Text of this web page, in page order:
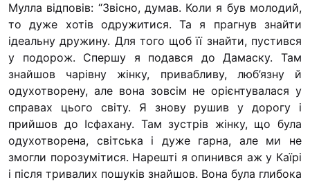
“#Усинови_ТИ”
Законодавство
Освіта
Контакти
(096) 749 79 80
procopecj@gmail.com
Мулла відповів: “Звісно, думав. Коли я був молодий,
то дуже хотів одружитися. Та я прагнув знайти
ідеальну дружину. Для того щоб її знайти, пустився
у подорож. Спершу я подався до Дамаску. Там
знайшов чарівну жінку, привабливу, люб’язну й
одухотворену, але вона зовсім не орієнтувалася у
справах цього світу. Я знову рушив у дорогу і
прийшов до Ісфахану. Там зустрів жінку, що була
одухотворена, світська і дуже гарна, але ми не
змогли порозумітися. Нарешті я опинився аж у Каїрі
і після тривалих пошуків знайшов. Вона була глибока